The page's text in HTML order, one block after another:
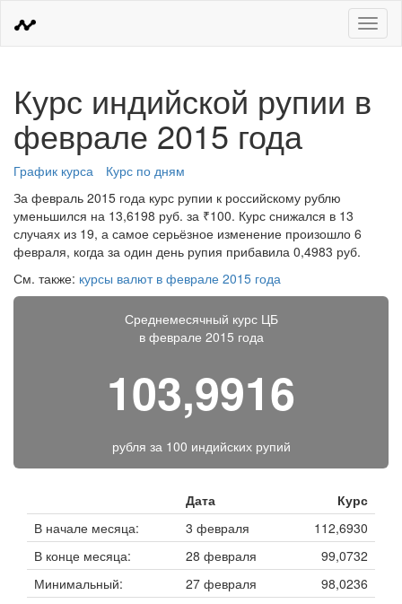
Меню
Курс индийской рупии в
феврале 2015 года
График курса
Курс по дням
За февраль 2015 года курс рупии к российскому рублю
уменьшился на 13,6198 руб. за ₹100. Курс снижался в 13
случаях из 19, а самое серьёзное изменение произошло 6
февраля, когда за один день рупия прибавила 0,4983 руб.
См. также: курсы валют в феврале 2015 года
Среднемесячный курс ЦБ
в феврале 2015 года
103,9916
рубля за 100 индийских рупий
Дата
Курс
В начале месяца:
3 февраля
112,6930
В конце месяца:
28 февраля
99,0732
Минимальный:
27 февраля
98,0236